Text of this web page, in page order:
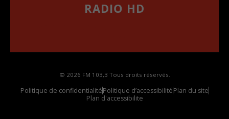
RADIO HD
© 2026 FM 103,3 Tous droits réservés.
Politique de confidentialitéPolitique d’accessibilitéPlan du site
Plan d'accessibilite